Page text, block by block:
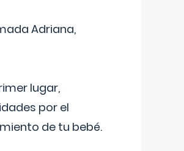
Adriana,
lugar,
por el
de tu bebé.